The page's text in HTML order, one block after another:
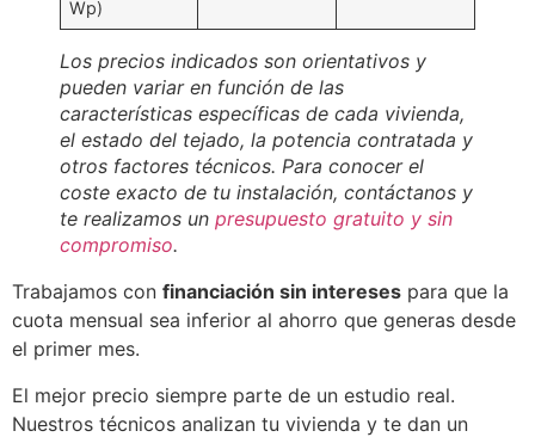
Wp)
Los precios indicados son orientativos y
pueden variar en función de las
características específicas de cada vivienda,
el estado del tejado, la potencia contratada y
otros factores técnicos. Para conocer el
coste exacto de tu instalación, contáctanos y
te realizamos un presupuesto gratuito y sin
compromiso.
Trabajamos con financiación sin intereses para que la
cuota mensual sea inferior al ahorro que generas desde
el primer mes.
El mejor precio siempre parte de un estudio real.
Nuestros técnicos analizan tu vivienda y te dan un